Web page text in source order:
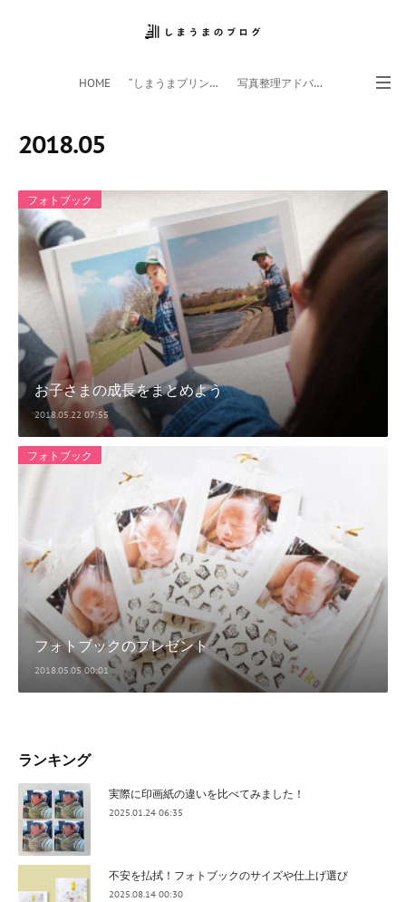
HOME ”しまうまプリント”サイト 写真整理アドバイザー
2018.05
フォトブック
お子さまの成長をまとめよう
2018.05.22 07:55
フォトブック
フォトブックのプレゼント
2018.05.05 00:01
ランキング
実際に印画紙の違いを比べてみました！
2025.01.24 06:35
不安を払拭！フォトブックのサイズや仕上げ選び
2025.08.14 00:30